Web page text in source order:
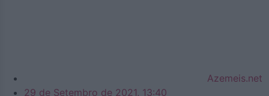
Azemeis.net
29 de Setembro de 2021, 13:40